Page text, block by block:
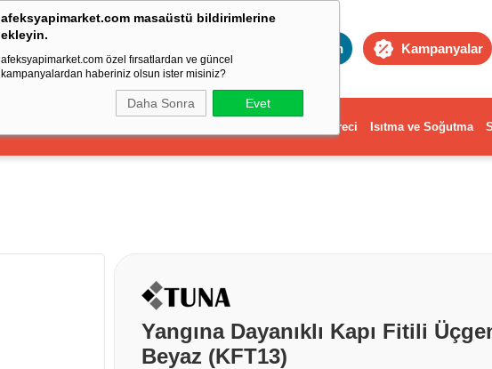
afeksyapimarket.com masaüstü bildirimlerine
ekleyin.
afeksyapimarket.com özel fırsatlardan ve güncel
kampanyalardan haberiniz olsun ister misiniz?
Daha Sonra Evet
Toptan Kampanyalar
Dekorasyon ve Ev Gereci Isıtma ve Soğutma
Yangına Dayanıklı Kapı Fitili
Beyaz (KFT13)